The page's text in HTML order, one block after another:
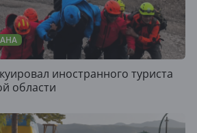
иностранного туриста
области